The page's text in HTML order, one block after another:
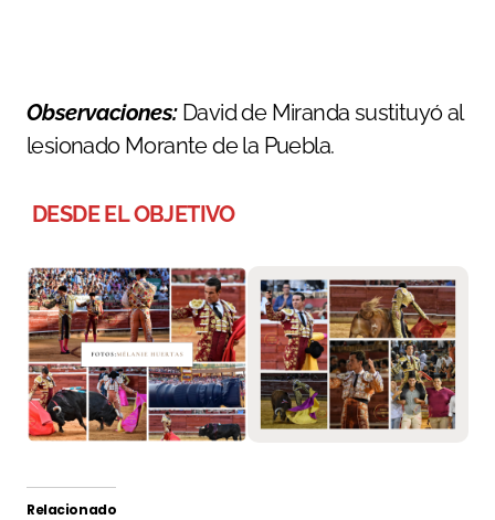
Observaciones:David de Miranda sustituyó al
lesionado Morante de la Puebla.
DESDE EL OBJETIVO
Relacionado